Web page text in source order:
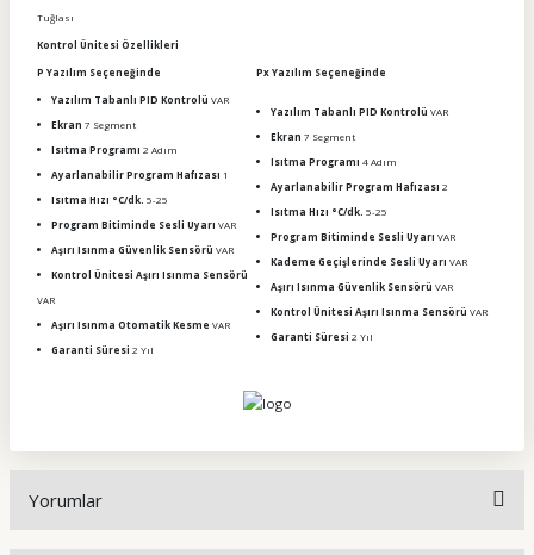
Tuğlası
Kontrol Ünitesi Özellikleri
P Yazılım Seçeneğinde Px Yazılım Seçeneğinde
Yazılım Tabanlı PID Kontrolü VAR
Ekran 7 Segment
Isıtma Programı 2 Adım
Ayarlanabilir Program Hafızası 1
Isıtma Hızı °C/dk. 5-25
Program Bitiminde Sesli Uyarı VAR
Aşırı Isınma Güvenlik Sensörü VAR
Kontrol Ünitesi Aşırı Isınma Sensörü
VAR
Aşırı Isınma Otomatik Kesme VAR
Garanti Süresi 2 Yıl
Yazılım Tabanlı PID Kontrolü VAR
Ekran 7 Segment
Isıtma Programı 4 Adım
Ayarlanabilir Program Hafızası 2
Isıtma Hızı °C/dk. 5-25
Program Bitiminde Sesli Uyarı VAR
Kademe Geçişlerinde Sesli Uyarı VAR
Aşırı Isınma Güvenlik Sensörü VAR
Kontrol Ünitesi Aşırı Isınma Sensörü VAR
Garanti Süresi 2 Yıl
Yorumlar